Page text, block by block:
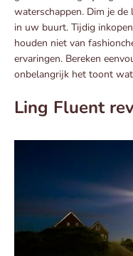
waterschappen. Dim je de
in uw buurt. Tijdig
houden niet van
ervaringen. Bereken
onbelangrijk het toont
Ling Fluent